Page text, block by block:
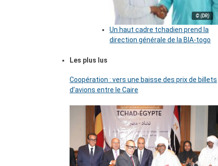
© (DR)
Un haut cadre tchadien prend la
direction générale de la BIA-togo
Les plus lus
Coopération : vers une baisse des prix de billets
d’avions entre le Caire